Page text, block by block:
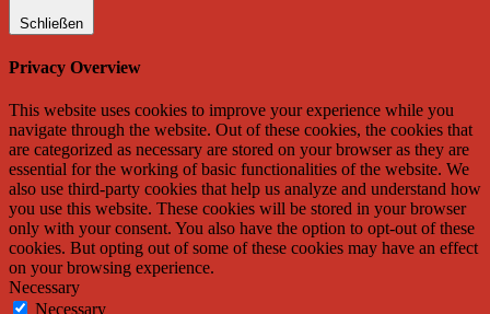
Schließen
Privacy Overview
This website uses cookies to improve your experience while you
navigate through the website. Out of these cookies, the cookies that
are categorized as necessary are stored on your browser as they are
essential for the working of basic functionalities of the website. We
also use third-party cookies that help us analyze and understand how
you use this website. These cookies will be stored in your browser
only with your consent. You also have the option to opt-out of these
cookies. But opting out of some of these cookies may have an effect
on your browsing experience.
Necessary
Necessary